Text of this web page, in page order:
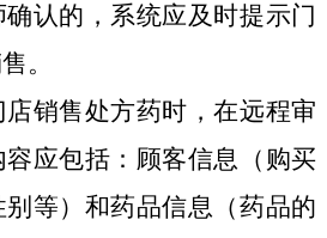
认的，系统应及时提示门
。
店销售处方药时，在远程审
应包括：顾客信息（购买
等）和药品信息（药品的